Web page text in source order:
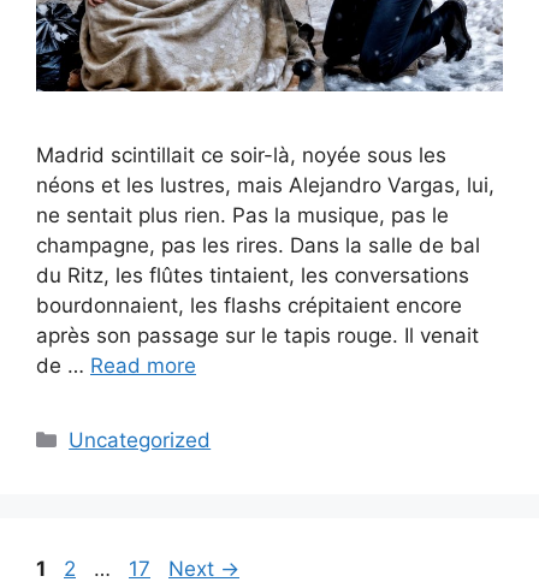
Madrid scintillait ce soir-là, noyée sous les
néons et les lustres, mais Alejandro Vargas, lui,
ne sentait plus rien. Pas la musique, pas le
champagne, pas les rires. Dans la salle de bal
du Ritz, les flûtes tintaient, les conversations
bourdonnaient, les flashs crépitaient encore
après son passage sur le tapis rouge. Il venait
de … Read more
Categories
Uncategorized
Page
1 Page
2 … Page
17 Next →